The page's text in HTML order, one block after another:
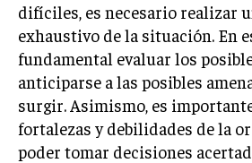
ANÁLISIS DE COMPETENCIA
GESTIÓN DE CLIENTES
EMPRENDIMIENTO
INNOVACIÓN EMPRESARIAL
GESTIÓN DEL CAMBIO
difíciles, es necesario realizar
exhaustivo de la situación. En
fundamental evaluar los
anticiparse a las posibles
surgir. Asimismo, es
fortalezas y debilidades de la
poder tomar decisiones